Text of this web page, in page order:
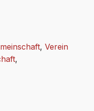
, Verein
,